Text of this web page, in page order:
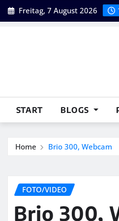
Skip
to
Freitag, 7 August 2026
START BLOGS
Home Brio 300, Webcam
FOTO/VIDEO
Brio 300,